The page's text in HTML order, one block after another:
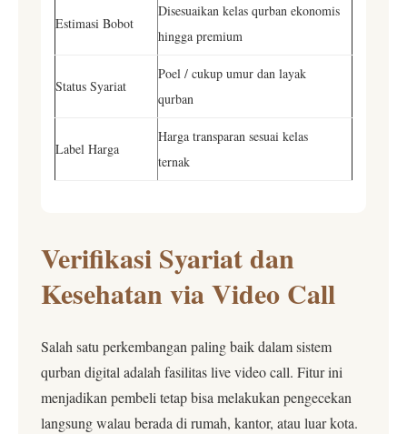
Estimasi Bobot
Disesuaikan kelas qurban ekonomis
hingga premium
Status Syariat
Poel / cukup umur dan layak
qurban
Label Harga
Harga transparan sesuai kelas
ternak
Verifikasi Syariat dan
Kesehatan via Video Call
Salah satu perkembangan paling baik dalam sistem
qurban digital adalah fasilitas live video call. Fitur ini
menjadikan pembeli tetap bisa melakukan pengecekan
langsung walau berada di rumah, kantor, atau luar kota.